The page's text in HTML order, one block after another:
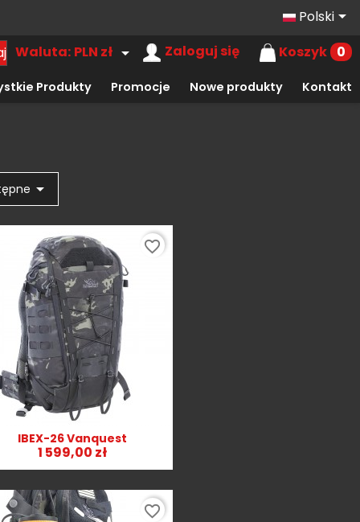
Polski
Waluta: PLN zł  Zaloguj się Koszyk 0
Produkty Promocje Nowe produkty Kontakt

Szybki podgląd
IBEX-26 Vanquest
1 599,00 zł
favorite_border
favorite_border